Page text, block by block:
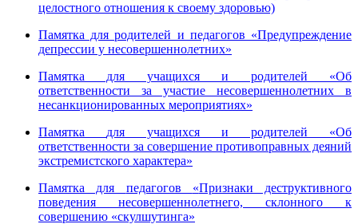
целостного отношения к своему здоровью)
Памятка для родителей и педагогов «Предупреждение
депрессии у несовершеннолетних»
Памятка для учащихся и родителей «Об
ответственности за участие несовершеннолетних в
несанкционированных мероприятиях»
Памятка
для учащихся и родителей «Об
ответственности за совершение противоправных деяний
экстремистского характера»
Памятка для педагогов «Признаки деструктивного
поведения несовершеннолетнего, склонного к
совершению «скулшутинга»